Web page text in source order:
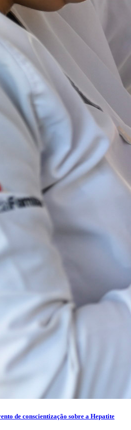
de conscientização sobre a Hepatite